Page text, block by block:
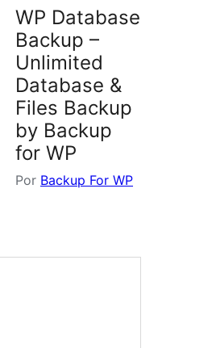
WP Database
Backup –
Unlimited
Database &
Files Backup
by Backup
for WP
Por Backup For WP